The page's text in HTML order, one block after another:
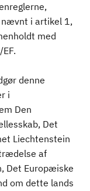
nævnt i artikel 1,
med
denne
i
Den
Det
Liechtenstein
af
Det Europæiske
om dette lands